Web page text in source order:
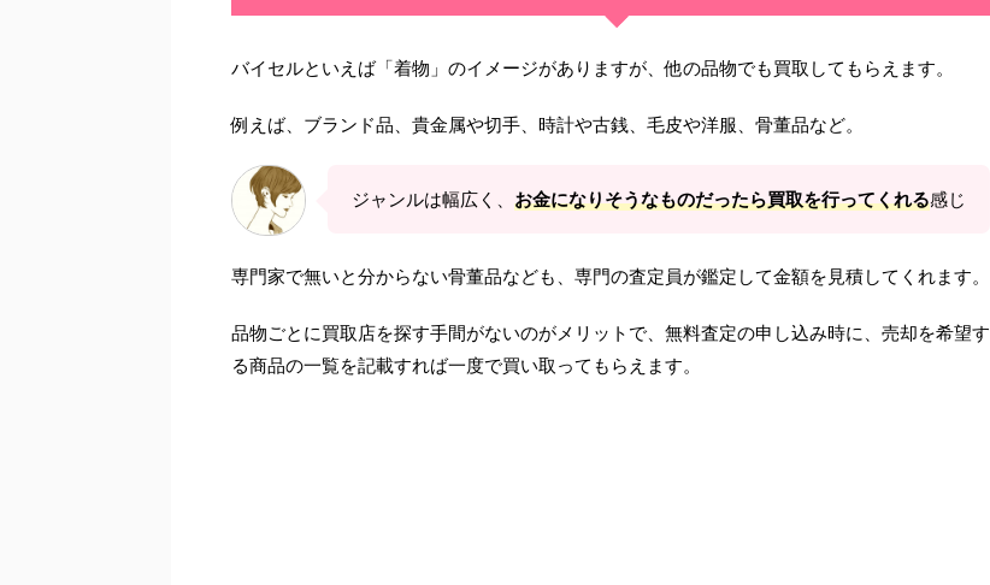
バイセルといえば「着物」のイメージがありますが、他の品物でも買取してもらえます。
例えば、ブランド品、貴金属や切手、時計や古銭、毛皮や洋服、骨董品など。
ジャンルは幅広く、 お金になりそうなものだったら買取を行ってくれる感じ
専門家で無いと分からない骨董品なども、専門の査定員が鑑定して金額を見積してくれます。
品物ごとに買取店を探す手間がないのがメリットで、無料査定の申し込み時に、売却を希望す
る商品の一覧を記載すれば一度で買い取ってもらえます。